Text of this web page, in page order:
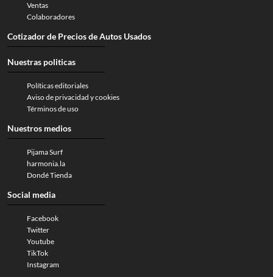
Ventas
Colaboradores
Cotizador de Precios de Autos Usados
Nuestras politicas
Políticas editoriales
Aviso de privacidad y cookies
Términos de uso
Nuestros medios
Pijama Surf
harmonia.la
Dondé Tienda
Social media
Facebook
Twitter
Youtube
TikTok
Instagram